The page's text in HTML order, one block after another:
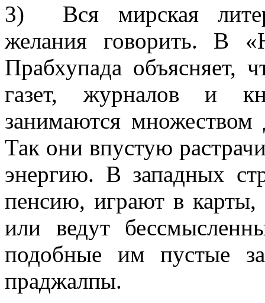
3) Вся мирская
желания говорить. В
Прабхупада объясняет,
газет, журналов и
занимаются
Так они впустую
энергию. В западных
пенсию, играют в карты,
или ведут
подобные им пустые
праджалпы.